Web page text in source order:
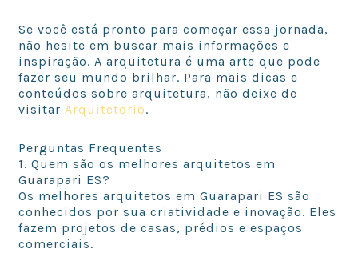
Se você está pronto para começar essa jornada,
não hesite em buscar mais informações e
inspiração. A arquitetura é uma arte que pode
fazer seu mundo brilhar. Para mais dicas e
conteúdos sobre arquitetura, não deixe de
visitarArquitetorio.
Perguntas Frequentes
1. Quem são os melhores arquitetos em
Guarapari ES?
Os melhores arquitetos em Guarapari ES são
conhecidos por sua criatividade e inovação. Eles
fazem projetos de casas, prédios e espaços
comerciais.